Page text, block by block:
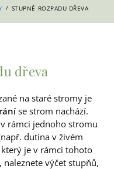
/ STUPNĚ ROZPADU DŘEVA
dřeva
na staré stromy je
se strom nachází.
rámci jednoho stromu
dutina v živém
je v rámci tohoto
výčet stupňů,